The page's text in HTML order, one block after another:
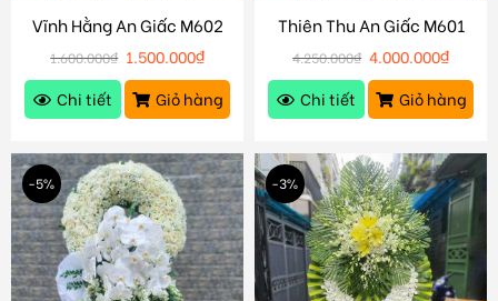
Vĩnh Hằng An Giấc M602
1.600.000₫ 1.500.000₫
Chi tiết
Giỏ hàng
Thiên Thu An Giấc M601
4.250.000₫ 4.000.000₫
Chi tiết
Giỏ hàng
-5% -3%